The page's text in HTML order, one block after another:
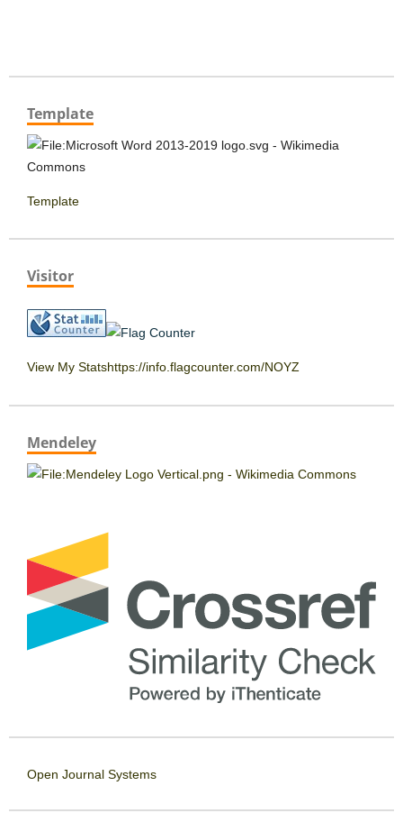
Template
Template
Visitor
View My Statshttps://info.flagcounter.com/NOYZ
Mendeley
Open Journal Systems